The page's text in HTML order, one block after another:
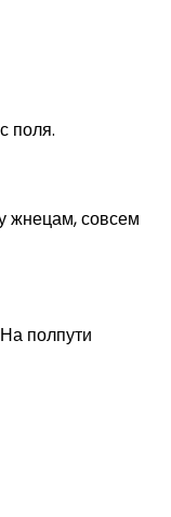
поля.
жнецам, совсем
полпути